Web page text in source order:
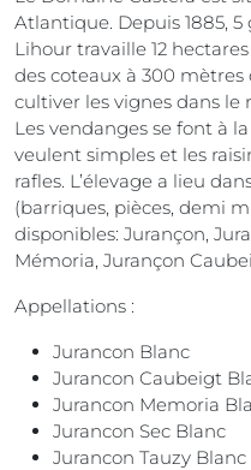
Atlantique. Depuis 1885,
Lihour travaille 12
des coteaux à 300 mètres
cultiver les vignes dans le
Les vendanges se font à
veulent simples et les
rafles. L’élevage a lieu
(barriques, pièces, demi
disponibles: Jurançon,
Mémoria, Jurançon
Appellations :
Jurancon Blanc
Jurancon Caubeigt
Jurancon Memoria
Jurancon Sec Blanc
Jurancon Tauzy Blanc